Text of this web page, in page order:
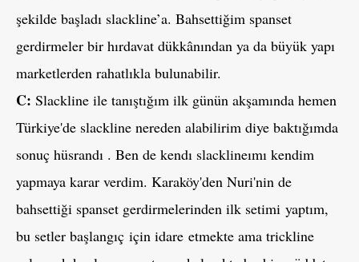
şekilde başladı slackline’a. Bahsettiğim spanset
gerdirmeler bir hırdavat dükkânından ya da büyük yapı
marketlerden rahatlıkla bulunabilir.
C: Slackline ile tanıştığım ilk günün akşamında hemen
Türkiye'de slackline nereden alabilirim diye baktığımda
sonuç hüsrandı . Ben de kendı slacklineımı kendim
yapmaya karar verdim. Karaköy'den Nuri'nin de
bahsettiği spanset gerdirmelerinden ilk setimi yaptım,
bu setler başlangıç için idare etmekte ama trickline